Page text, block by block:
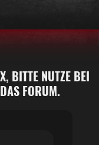
BITTE NUTZE BEI
FORUM.